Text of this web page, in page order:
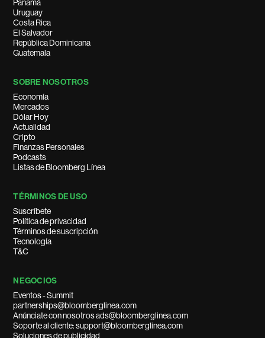
Panamá
Uruguay
Costa Rica
El Salvador
República Dominicana
Guatemala
SOBRE NOSOTROS
Economía
Mercados
Dólar Hoy
Actualidad
Cripto
Finanzas Personales
Podcasts
Listas de Bloomberg Línea
TÉRMINOS DE USO
Suscríbete
Política de privacidad
Términos de suscripción
Tecnología
T&C
NEGOCIOS
Eventos - Summit
partnerships@bloomberglinea.com
Anúnciate con nosotros ads@bloomberglinea.com
Soporte al cliente: support@bloomberglinea.com
Soluciones de publicidad